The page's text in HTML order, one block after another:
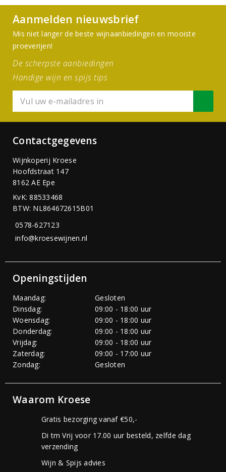
Aanmelden nieuwsbrief
Mis niet langer de beste wijnaanbiedingen en mooiste
proeverijen!
De scherpste aanbiedingen
Handige wijn en spijs tips
Contactgegevens
Wijnkoperij Kroese
Hoofdstraat 147
8162 AE Epe
KvK: 88533468
BTW: NL864672615B01
0578-627123
info@kroesewijnen.nl
Openingstijden
Maandag:
Gesloten
Dinsdag:
09:00 - 18:00 uur
Woensdag:
09:00 - 18:00 uur
Donderdag:
09:00 - 18:00 uur
Vrijdag:
09:00 - 18:00 uur
Zaterdag:
09:00 - 17:00 uur
Zondag:
Gesloten
Waarom Kroese
Gratis bezorging vanaf €50,-
Di tm Vrij voor 17.00 uur besteld, zelfde dag
verzending
Wijn & Spijs advies